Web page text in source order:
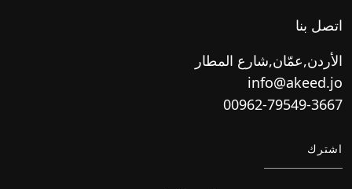
اتصل بنا
الأردن,عمّان,شارع المطار
info@akeed.jo
00962-79549-3667
اشترك